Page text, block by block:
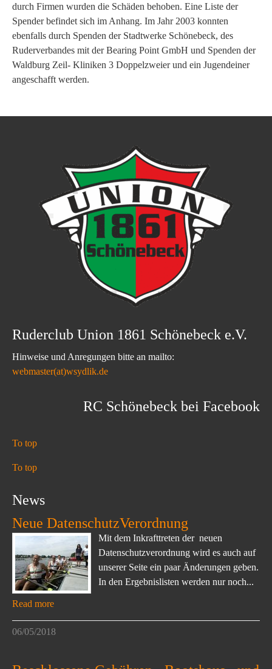
durch Firmen wurden die Schäden behoben. Eine Liste der
Spender befindet sich im Anhang. Im Jahr 2003 konnten
ebenfalls durch Spenden der Stadtwerke Schönebeck, des
Ruderverbandes mit der Bearing Point GmbH und Spenden der
Waldburg Zeil- Kliniken 3 Doppelzweier und ein Jugendeiner
angeschafft werden.
Ruderclub Union 1861 Schönebeck e.V.
Hinweise und Anregungen bitte an mailto:
webmaster(at)wsydlik.de
RC Schönebeck bei Facebook
To top
To top
News
Neue DatenschutzVerordnung
Mit dem Inkrafttreten der neuen
Datenschutzverordnung wird es auch auf
unserer Seite ein paar Änderungen geben.
In den Ergebnislisten werden nur noch...
Read more
06/05/2018